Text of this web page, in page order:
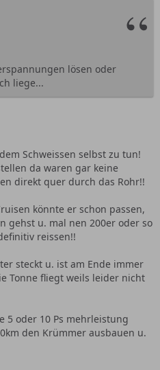
lösen oder
liege...
Schweissen selbst zu tun!
da waren gar keine
direkt quer durch das Rohr!!
könnte er schon passen,
gehst u. mal nen 200er oder so
reissen!!
steckt u. ist am Ende immer
Tonne fliegt weils leider nicht
5 oder 10 Ps mehrleistung
den Krümmer ausbauen u.